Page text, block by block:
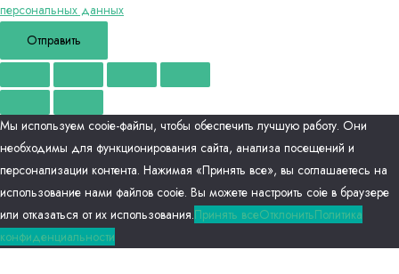
персональных данных
Отправить
Мы используем сооіе-файлы, чтобы обеспечить лучшую работу. Они
необходимы для функционирования сайта, анализа посещений и
персонализации контента. Нажимая «Принять все», вы соглашаетесь на
использование нами файлов сооіе. Вы можете настроить соіе в браузере
или отказаться от их использования.Принять всеОтклонитьПолитика
конфиденциальности